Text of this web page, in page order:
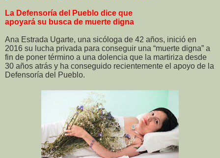
La Defensoría del Pueblo dice que
apoyará su busca de muerte digna
Ana Estrada Ugarte, una sicóloga de 42 años, inició en
2016 su lucha privada para conseguir una “muerte digna” a
fin de poner término a una dolencia que la martiriza desde
30 años atrás y ha conseguido recientemente el apoyo de la
Defensoría del Pueblo.